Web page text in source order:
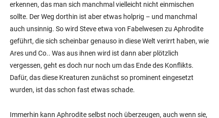
erkennen, das man sich manchmal vielleicht nicht einmischen
sollte. Der Weg dorthin ist aber etwas holprig – und manchmal
auch unsinnig. So wird Steve etwa von Fabelwesen zu Aphrodite
geführt, die sich scheinbar genauso in diese Welt verirrt haben, wie
Ares und Co.. Was aus ihnen wird ist dann aber plötzlich
vergessen, geht es doch nur noch um das Ende des Konflikts.
Dafür, das diese Kreaturen zunächst so prominent eingesetzt
wurden, ist das schon fast etwas schade.
Immerhin kann Aphrodite selbst noch überzeugen, auch wenn sie,